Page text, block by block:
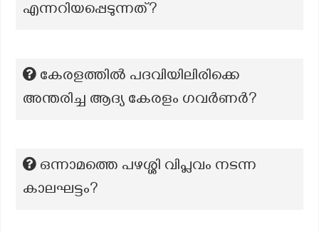
എന്നറിയപ്പെടുന്നത്?
കേരളത്തിൽ പദവിയിലിരിക്കെ
അന്തരിച്ച ആദ്യ കേരളം ഗവർണർ?
ഒന്നാമത്തെ പഴശ്ശി വിപ്ലവം നടന്ന
കാലഘട്ടം?